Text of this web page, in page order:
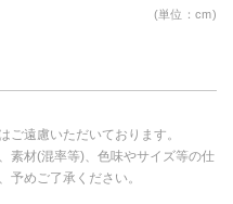
(単位：cm)
遠慮いただいております。
素材(混率等)、色味やサイズ等の仕
予めご了承ください。